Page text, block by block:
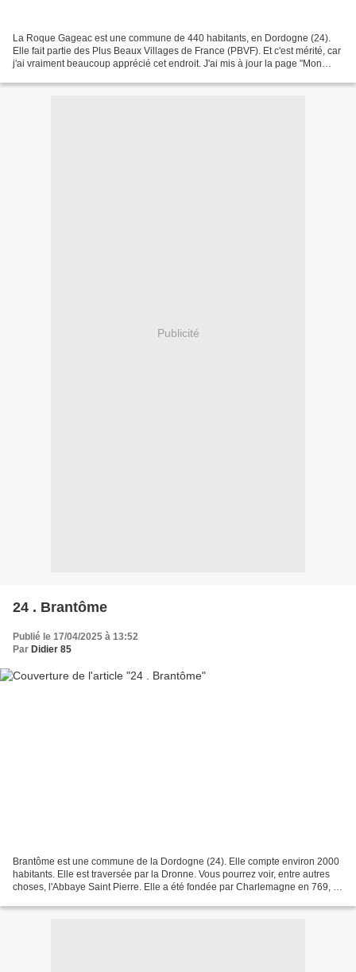
La Roque Gageac est une commune de 440 habitants, en Dordogne (24).
Elle fait partie des Plus Beaux Villages de France (PBVF). Et c'est mérité, car
j'ai vraiment beaucoup apprécié cet endroit. J'ai mis à jour la page "Mon
Publicité
24 . Brantôme
Publié le 17/04/2025 à 13:52
Par Didier 85
Brantôme est une commune de la Dordogne (24). Elle compte environ 2000
habitants. Elle est traversée par la Dronne. Vous pourrez voir, entre autres
choses, l'Abbaye Saint Pierre. Elle a été fondée par Charlemagne en 769, et